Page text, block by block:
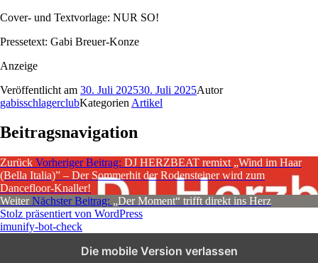
Cover- und Textvorlage: NUR SO!
Pressetext: Gabi Breuer-Konze
Anzeige
Veröffentlicht am 30. Juli 202530. Juli 2025Autor
gabisschlagerclubKategorien Artikel
Beitragsnavigation
Zurück Vorheriger Beitrag: DJ HERZBEAT remixt „Wind im Haar
(Bella Italia)” – Der Sommerhit der Rodensteiner wird zum
Dancefloor-Knaller!
Weiter Nächster Beitrag: „Der Moment“ trifft direkt ins Herz
Stolz präsentiert von WordPress
imunify-bot-check
Die mobile Version verlassen